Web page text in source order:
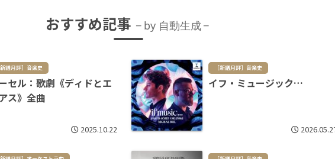
おすすめ記事 by 自動生成
新譜月評］音楽史
セル：歌劇《ディドとエ
ス》全曲
2025.10.22
［新譜月評］音楽史
イフ・ミュージック…